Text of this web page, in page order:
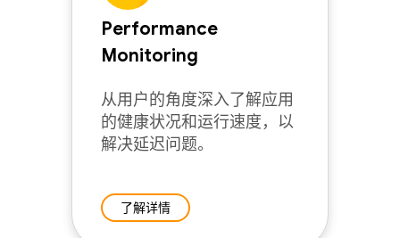
Performance
Monitoring
从用户的角度深入了解应用
的健康状况和运行速度，以
解决延迟问题。
了解详情